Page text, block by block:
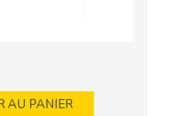
AU PANIER